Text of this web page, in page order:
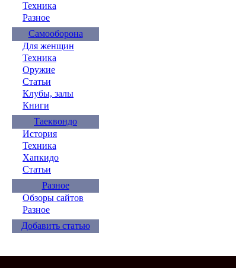
Техника
Разное
Самооборона
Для женщин
Техника
Оружие
Статьи
Клубы, залы
Книги
Таеквондо
История
Техника
Хапкидо
Статьи
Разное
Обзоры сайтов
Разное
Добавить статью